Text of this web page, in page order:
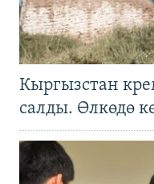
Кыргызстан
салды. Өлкөдө